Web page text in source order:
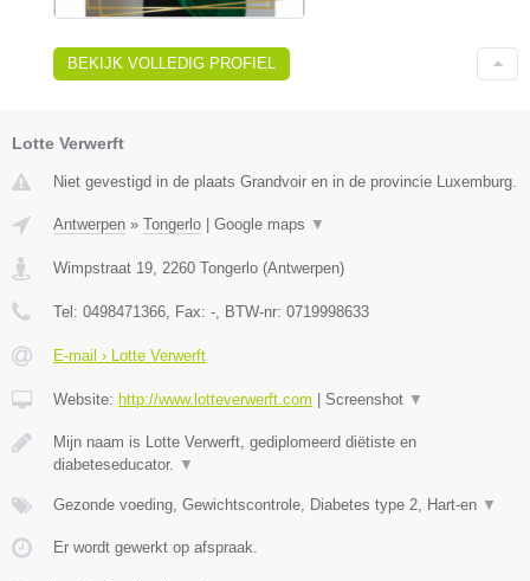
BEKIJK VOLLEDIG PROFIEL
Lotte Verwerft
Niet gevestigd in de plaats Grandvoir en in de provincie Luxemburg.
Antwerpen » Tongerlo Google maps ▼
Wimpstraat 19, 2260 Tongerlo (Antwerpen)
Tel: 0498471366, Fax: -, BTW-nr: 0719998633
E-mail › Lotte Verwerft
Website: http://www.lotteverwerft.com Screenshot ▼
Mijn naam is Lotte Verwerft, gediplomeerd diëtiste en
diabeteseducator. ▼
Gezonde voeding, Gewichtscontrole, Diabetes type 2, Hart-en ▼
Er wordt gewerkt op afspraak.